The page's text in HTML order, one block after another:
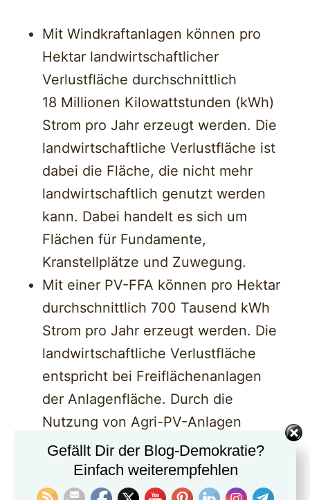
Mit Windkraftanlagen können pro
Hektar landwirtschaftlicher
Verlustfläche durchschnittlich
18 Millionen Kilowattstunden (kWh)
Strom pro Jahr erzeugt werden. Die
landwirtschaftliche Verlustfläche ist
dabei die Fläche, die nicht mehr
landwirtschaftlich genutzt werden
kann. Dabei handelt es sich um
Flächen für Fundamente,
Kranstellplätze und Zuwegung.
Mit einer PV-FFA können pro Hektar
durchschnittlich 700 Tausend kWh
Strom pro Jahr erzeugt werden. Die
landwirtschaftliche Verlustfläche
entspricht bei Freiflächenanlagen
der Anlagenfläche. Durch die
Nutzung von Agri-PV-Anlagen
könnte der Flächenverbrauch im
Vergleich zu Freiflächenanlagen
reduziert werden, da die
Gefällt Dir der Blog-Demokratie?
Einfach weiterempfehlen